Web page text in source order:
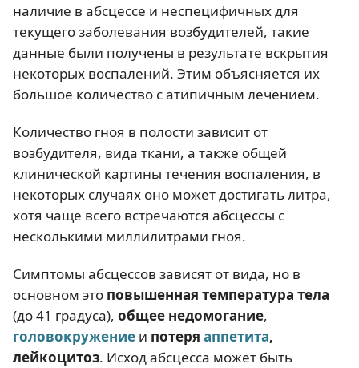
наличие в абсцессе и неспецифичных для
текущего заболевания возбудителей, такие
данные были получены в результате вскрытия
некоторых воспалений. Этим объясняется их
большое количество с атипичным лечением.
Количество гноя в полости зависит от
возбудителя, вида ткани, а также общей
клинической картины течения воспаления, в
некоторых случаях оно может достигать литра,
хотя чаще всего встречаются абсцессы с
несколькими миллилитрами гноя.
Симптомы абсцессов зависят от вида, но в
основном это повышенная температура тела
(до 41 градуса), общее недомогание,
головокружение и потеря аппетита,
лейкоцитоз. Исход абсцесса может быть